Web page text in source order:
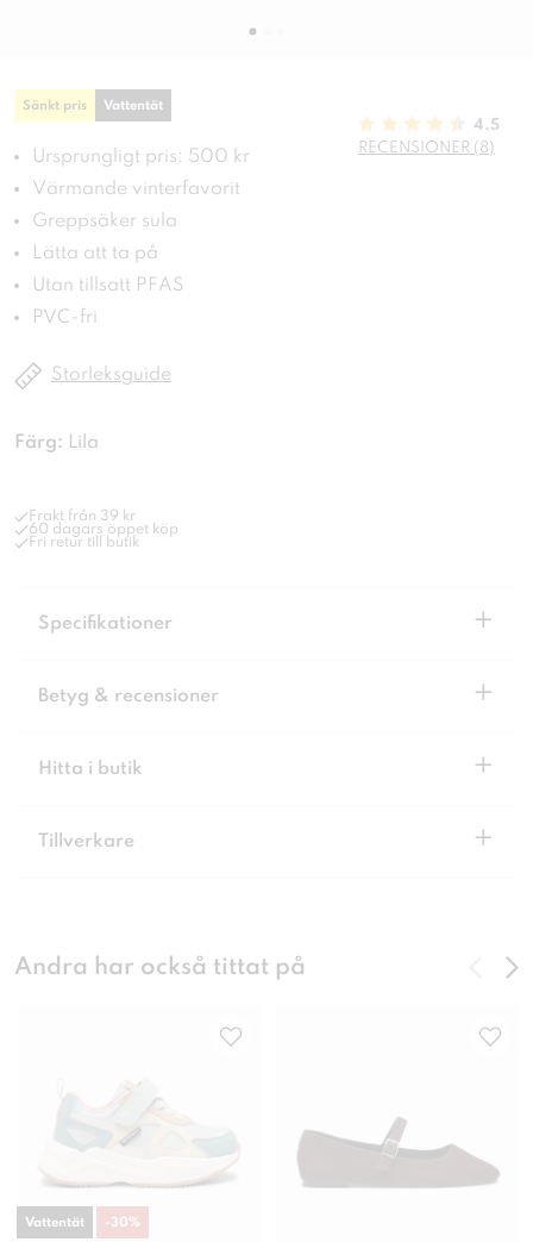
Sänkt pris Vattentät
Ursprungligt pris: 500 kr
Värmande vinterfavorit
Greppsäker sula
Lätta att ta på
Utan tillsatt PFAS
PVC-fri
4.5
RECENSIONER (8)
Storleksguide
Färg: Lila
Frakt från 39 kr
60 dagars öppet köp
Fri retur till butik
Specifikationer +
Betyg & recensioner +
Hitta i butik +
Tillverkare +
Andra har också tittat på
Vattentät -30%